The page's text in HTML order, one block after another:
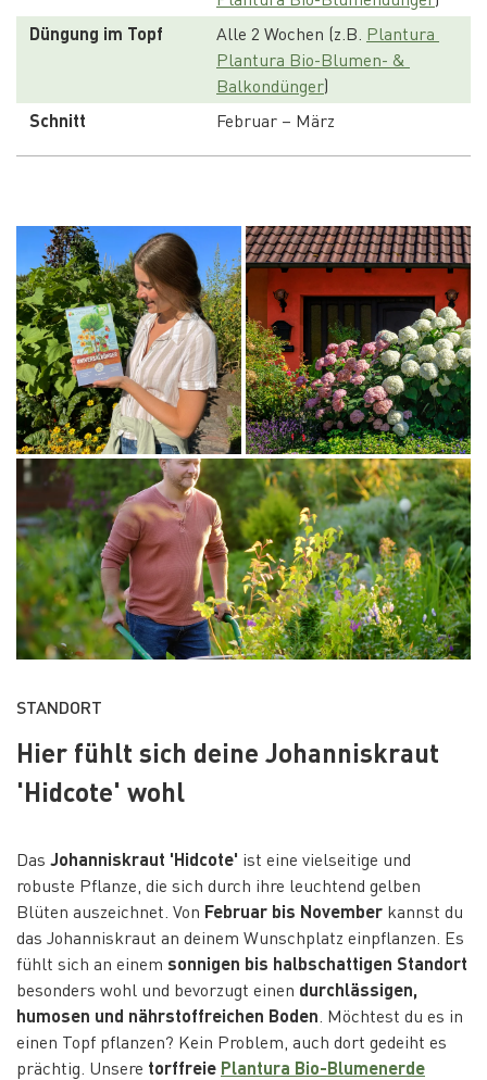
Düngung im Topf
Alle 2 Wochen (z.B. Plantura
Plantura Bio-Blumen- &
Balkondünger)
Schnitt
Februar – März
STANDORT
Hier fühlt sich deine Johanniskraut
'Hidcote' wohl
Das Johanniskraut 'Hidcote' ist eine vielseitige und
robuste Pflanze, die sich durch ihre leuchtend gelben
Blüten auszeichnet. Von Februar bis November kannst du
das Johanniskraut an deinem Wunschplatz einpflanzen. Es
fühlt sich an einem sonnigen bis halbschattigen Standort
besonders wohl und bevorzugt einen durchlässigen,
humosen und nährstoffreichen Boden . Möchtest du es in
einen Topf pflanzen? Kein Problem, auch dort gedeiht es
prächtig. Unsere torffreie Plantura Bio-Blumenerde